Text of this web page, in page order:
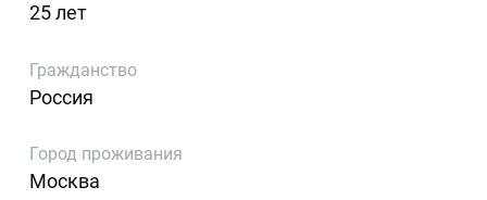
25 лет
Гражданство
Россия
Город проживания
Москва